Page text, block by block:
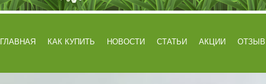
ГЛАВНАЯ КАК КУПИТЬ НОВОСТИ СТАТЬИ АКЦИИ